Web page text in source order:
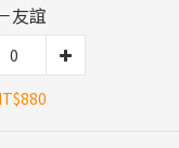
友誼